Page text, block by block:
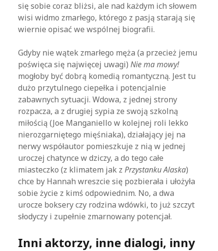
się sobie coraz bliżsi, ale nad każdym ich słowem
wisi widmo zmarłego, którego z pasją starają się
wiernie opisać we wspólnej biografii.
Gdyby nie wątek zmarłego męża (a przecież jemu
poświęca się najwięcej uwagi)Nie ma mowy!
mogłoby być dobrą komedią romantyczną. Jest tu
dużo przytulnego ciepełka i potencjalnie
zabawnych sytuacji. Wdowa, z jednej strony
rozpacza, a z drugiej sypia ze swoją szkolną
miłością (Joe Manganiello w kolejnej roli lekko
nierozgarniętego mięśniaka), działający jej na
nerwy współautor pomieszkuje z nią w jednej
uroczej chatynce w dziczy, a do tego całe
miasteczko (z klimatem jak zPrzystanku Alaska)
chce by Hannah wreszcie się pozbierała i ułożyła
sobie życie z kimś odpowiednim. No, a dwa
urocze boksery czy rodzina wdówki, to już szczyt
słodyczy i zupełnie zmarnowany potencjał.
Inni aktorzy, inne dialogi, inny